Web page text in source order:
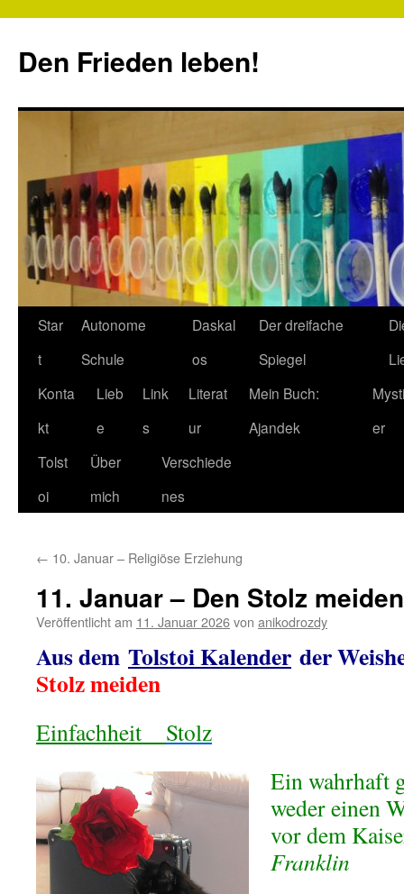
springen
Den Frieden leben!
Star
t
Autonome
Schule
Daskal
os
Der dreifache
Spiegel
Konta
kt
Lieb
e
Link
s
Literat
ur
Mein Buch:
Ajandek
er
Tolst
oi
Über
mich
Verschiede
nes
← 10. Januar – Religiöse Erziehung
11. Januar – Den Stolz meiden
Veröffentlicht am 11. Januar 2026von anikodrozdy
Aus dem Tolstoi Kalender der
Stolz meiden
Einfachheit Stolz
Ein wahrhaft
weder einen
vor dem
Franklin